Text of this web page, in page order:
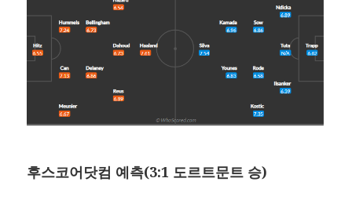
후스코어닷컴 예측(3:1 도르트문트 승)